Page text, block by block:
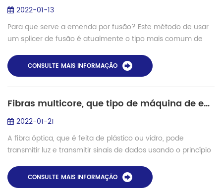
2022-01-13
Para que serve a emenda por fusão? Este método de usar
um splicer de fusão é atualmente o tipo mais comum de
de que esse método tem a menor ref...
CONSULTE MAIS INFORMAÇÃO
Fibras multicore, que tipo de máquina de emenda necessária?
2022-01-21
A fibra óptica, que é feita de plástico ou vidro, pode
transmitir luz e transmitir sinais de dados usando o princípio
onda eletromagnétic...
CONSULTE MAIS INFORMAÇÃO